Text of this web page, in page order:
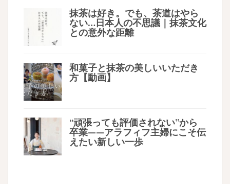
抹茶は好き。でも、茶道はやら
ない…日本人の不思議｜抹茶文化
との意外な距離
和菓子と抹茶の美しいいただき
方【動画】
“頑張っても評価されない”から
卒業——アラフィフ主婦にこそ伝
えたい新しい一歩